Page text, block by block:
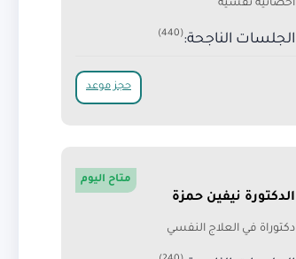
اخصائية نفسية
الجلسات الناجحة:(440)
حجز موعد
الدكتورة نيفين حمزة
دكتوراة في العلاج النفسي
متاح اليوم